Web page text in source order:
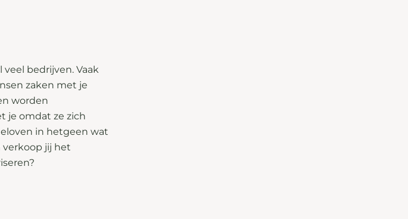
bedrijven. Vaak
zaken met je
worden
je omdat ze zich
in hetgeen wat
verkoop jij het